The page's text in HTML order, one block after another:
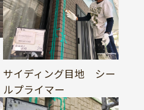
サイディング目地 シー
ルプライマー